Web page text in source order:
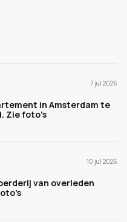
7 jul 2026
in Amsterdam te
Zie foto's
10 jul 2026
van overleden